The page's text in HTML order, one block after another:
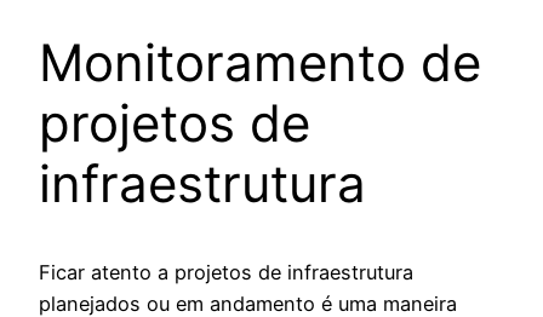
Monitoramento de
projetos de
infraestrutura
Ficar atento a projetos de infraestrutura
planejados ou em andamento é uma maneira